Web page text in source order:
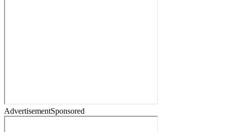
AdvertisementSponsored